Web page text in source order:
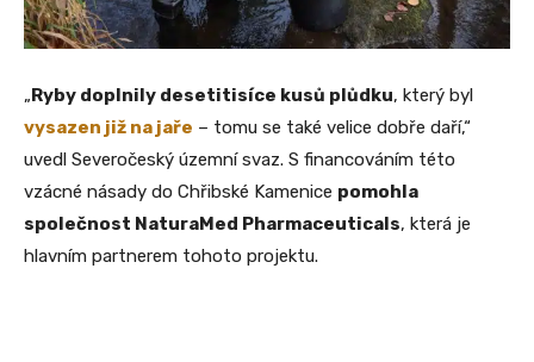
„Ryby doplnily desetitisíce kusů plůdku, který byl
vysazen již na jaře – tomu se také velice dobře daří,“
uvedl Severočeský územní svaz. S financováním této
vzácné násady do Chřibské Kamenice pomohla
společnost NaturaMed Pharmaceuticals, která je
hlavním partnerem tohoto projektu.